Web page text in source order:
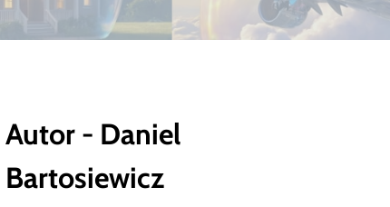
Autor - Daniel
Bartosiewicz